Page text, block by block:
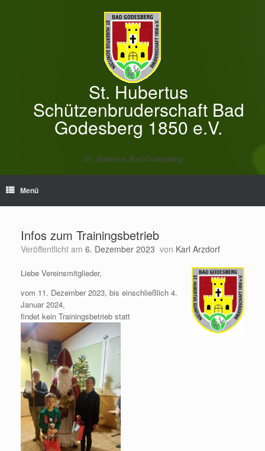
St. Hubertus
Schützenbruderschaft Bad
Godesberg 1850 e.V.
St. Hubertus Bad Godesberg
Menü
Infos zum Trainingsbetrieb
Veröffentlicht am 6. Dezember 2023 von Karl Arzdorf
Liebe Vereinsmitglieder,
vom 11. Dezember 2023, bis einschließlich 4.
Januar 2024,
findet kein Trainingsbetrieb statt